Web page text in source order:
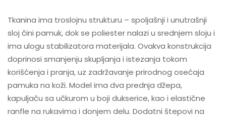
Tkanina ima troslojnu strukturu – spoljašnji i unutrašnji
sloj čini pamuk, dok se poliester nalazi u srednjem sloju i
ima ulogu stabilizatora materijala. Ovakva konstrukcija
doprinosi smanjenju skupljanja i istezanja tokom
korišćenja i pranja, uz zadržavanje prirodnog osećaja
pamuka na koži. Model ima dva prednja džepa,
kapuljaču sa učkurom u boji dukserice, kao i elastične
ranfle na rukavima i donjem delu. Dodatni štepovi na